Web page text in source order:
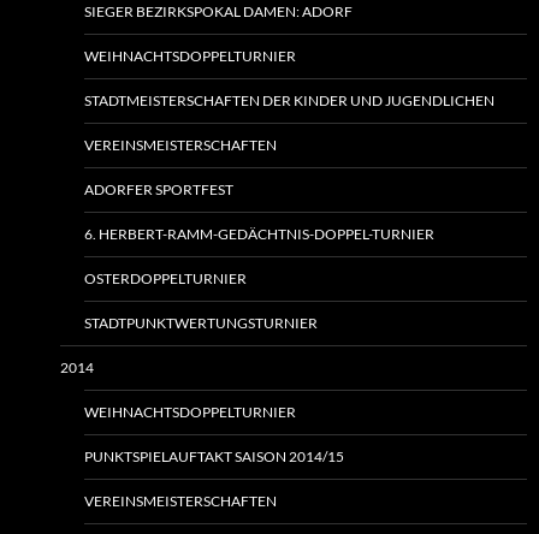
SIEGER BEZIRKSPOKAL DAMEN: ADORF
WEIHNACHTSDOPPELTURNIER
STADTMEISTERSCHAFTEN DER KINDER UND JUGENDLICHEN
VEREINSMEISTERSCHAFTEN
ADORFER SPORTFEST
6. HERBERT-RAMM-GEDÄCHTNIS-DOPPEL-TURNIER
OSTERDOPPELTURNIER
STADTPUNKTWERTUNGSTURNIER
2014
WEIHNACHTSDOPPELTURNIER
PUNKTSPIELAUFTAKT SAISON 2014/15
VEREINSMEISTERSCHAFTEN